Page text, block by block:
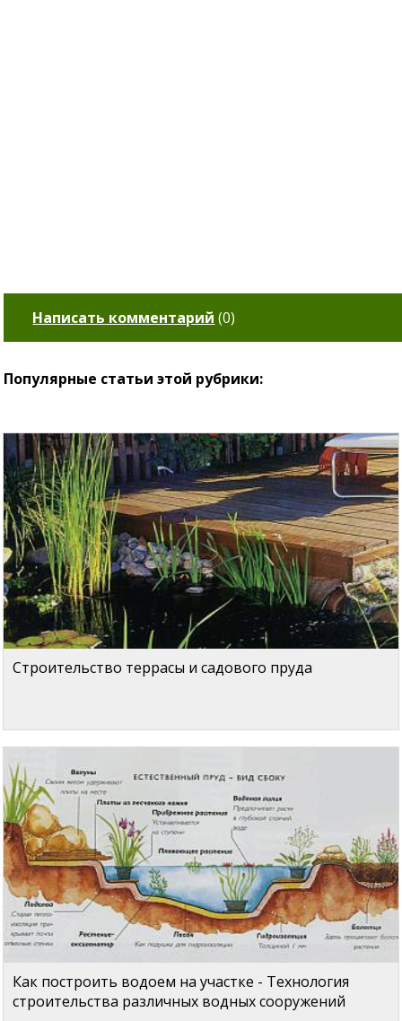
Написать комментарий (0)
Популярные статьи этой рубрики:
Строительство террасы и садового пруда
Как построить водоем на участке - Технология
строительства различных водных сооружений